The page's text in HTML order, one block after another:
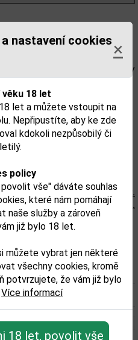
nastavení cookies×
18 let
let a můžete vstoupit na
Nepřipustíte, aby ke zde
kdokoli nezpůsobilý či
policy
vše" dáváte souhlas
které nám pomáhají
naše služby a zároveň
již bylo 18 let.
můžete vybrat jen některé
všechny cookies, kromě
potvrzujete, že vám již bylo
Více informací
18 let, povolit vše
hromadu sušiacich sa
Toiteach (po gaelskom
Bunnahabhain. Hoci Islay
Bunnahabhain sa
potvrdzuje pravidlo).
bylinky, kotevné lano,
korenie. Pod nimi nájdete dub
môže obsahovať alergény.
k dispozícii na obale výrobku.
50